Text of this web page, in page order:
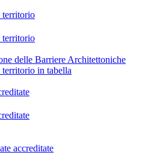
territorio
territorio
delle Barriere Architettoniche
in tabella
accreditate